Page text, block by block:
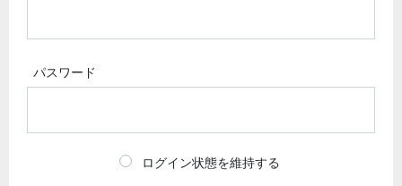
パスワード
ログイン状態を維持する